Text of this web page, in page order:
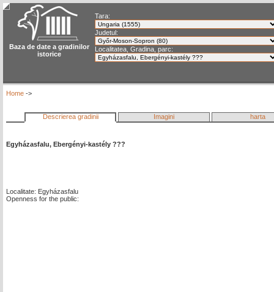
Baza de date a gradinilor
istorice
Tara:
Judetul:
Localitatea, Gradina, parc:
Home ->
Descrierea gradinii Imagini harta
Egyházasfalu, Ebergényi-kastély ???
Localitate: Egyházasfalu
Openness for the public: